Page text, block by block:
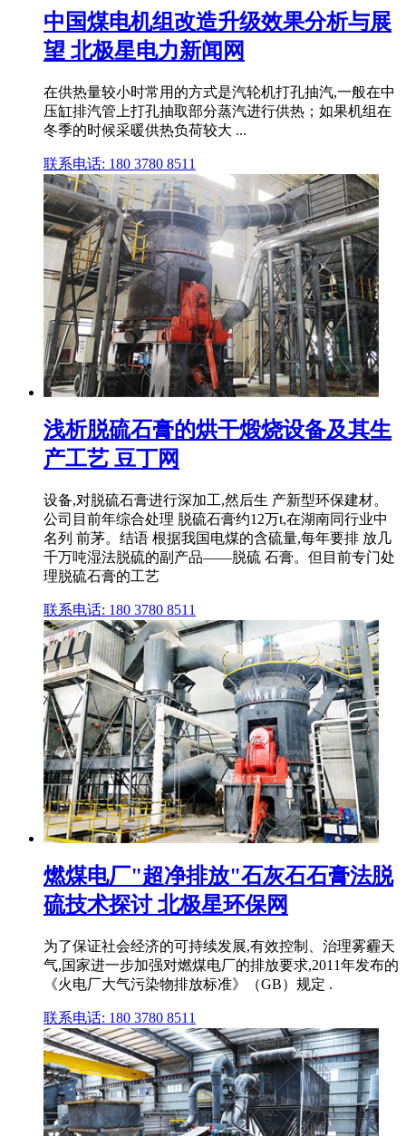
中国煤电机组改造升级效果分析与展
望 北极星电力新闻网
在供热量较小时常用的方式是汽轮机打孔抽汽,一般在中
压缸排汽管上打孔抽取部分蒸汽进行供热；如果机组在
冬季的时候采暖供热负荷较大 ...
联系电话: 180 3780 8511
浅析脱硫石膏的烘干煅烧设备及其生
产工艺 豆丁网
设备,对脱硫石膏进行深加工,然后生 产新型环保建材。
公司目前年综合处理 脱硫石膏约12万t,在湖南同行业中
名列 前茅。结语 根据我国电煤的含硫量,每年要排 放几
千万吨湿法脱硫的副产品——脱硫 石膏。但目前专门处
理脱硫石膏的工艺
联系电话: 180 3780 8511
燃煤电厂"超净排放"石灰石石膏法脱
硫技术探讨 北极星环保网
为了保证社会经济的可持续发展,有效控制、治理雾霾天
气,国家进一步加强对燃煤电厂的排放要求,2011年发布的
《火电厂大气污染物排放标准》（GB）规定 .
联系电话: 180 3780 8511